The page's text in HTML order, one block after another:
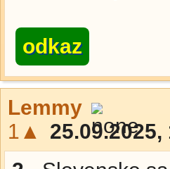
odkaz
Lemmy
1▲
25.09.2025,